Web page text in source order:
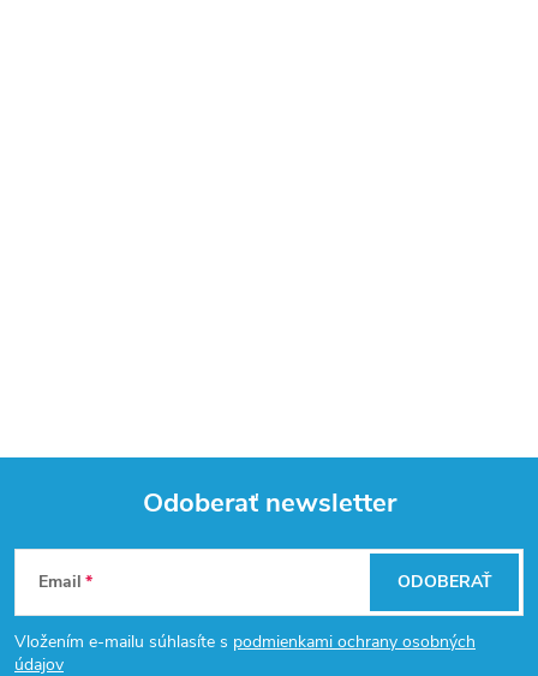
Z
á
Odoberať newsletter
Email
Vložením e-mailu súhlasíte s podmienkami ochrany osobných
údajov
ODOBERAŤ